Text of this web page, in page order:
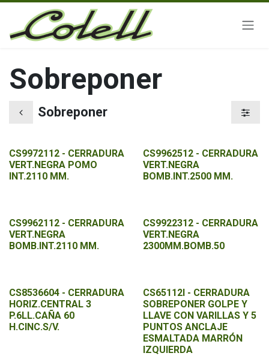
Ir al contenido
Sobreponer
Sobreponer
CS9972112 - CERRADURA
VERT.NEGRA POMO
INT.2110 MM.
CS9962512 - CERRADURA
VERT.NEGRA
BOMB.INT.2500 MM.
CS9962112 - CERRADURA
VERT.NEGRA
BOMB.INT.2110 MM.
CS9922312 - CERRADURA
VERT.NEGRA
2300MM.BOMB.50
CS8536604 - CERRADURA
HORIZ.CENTRAL 3
P.6LL.CAÑA 60
H.CINC.S/V.
CS65112I - CERRADURA
SOBREPONER GOLPE Y
LLAVE CON VARILLAS Y 5
PUNTOS ANCLAJE
ESMALTADA MARRÓN
IZQUIERDA